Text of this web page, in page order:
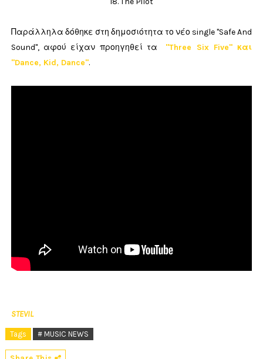
Παράλληλα δόθηκε στη δημοσιότητα το νέο single "Safe And
Sound", αφού είχαν προηγηθεί τα "Three Six Five" και
"Dance, Kid, Dance".
STEVIL
Tags # MUSIC NEWS